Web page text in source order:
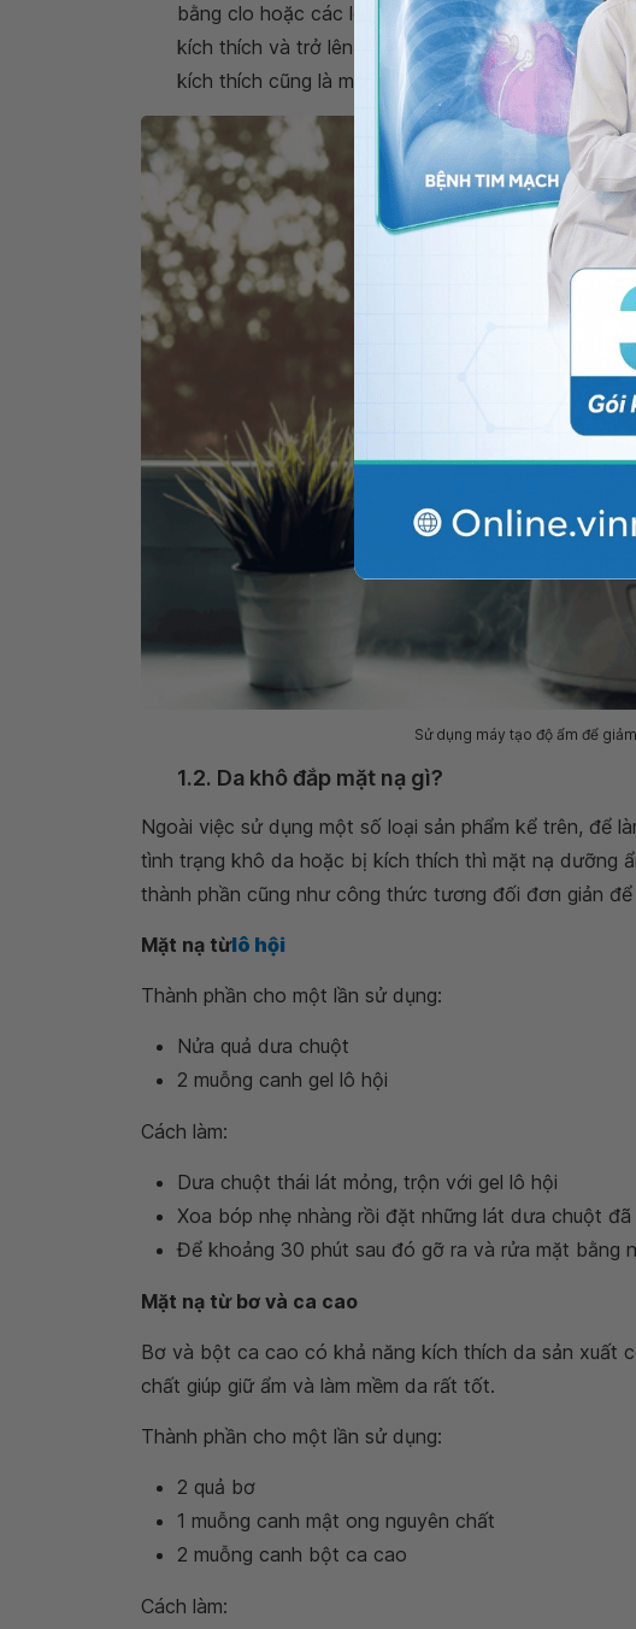
bằng clo hoặc các loại hóa chất khác hay thậm
kích thích và trở lên khô ráp. Vì vậy hạn chế để
kích thích cũng là một biện pháp giúp giảm tình
Sử dụng máy tạo độ ẩm để
1.2. Da khô đắp mặt nạ gì?
Ngoài việc sử dụng một số loại sản phẩm kể trên, để
tình trạng khô da hoặc bị kích thích thì mặt nạ dưỡng
thành phần cũng như công thức tương đối đơn giản
Mặt nạ từlô hội
Thành phần cho một lần sử dụng:
Nửa quả dưa chuột
2 muỗng canh gel lô hội
Cách làm:
Dưa chuột thái lát mỏng, trộn với gel lô hội
Xoa bóp nhẹ nhàng rồi đặt những lát dưa chuột
Để khoảng 30 phút sau đó gỡ ra và rửa mặt bằng
Mặt nạ từ bơ và ca cao
Bơ và bột ca cao có khả năng kích thích da sản xuất
chất giúp giữ ẩm và làm mềm da rất tốt.
Thành phần cho một lần sử dụng:
2 quả bơ
1 muỗng canh mật ong nguyên chất
2 muỗng canh bột ca cao
Cách làm: